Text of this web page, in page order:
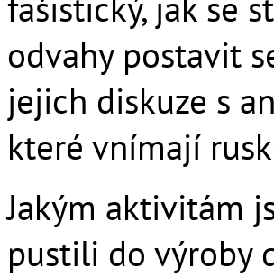
odvahy postavit
jejich diskuze s
které vnímají
Jakým aktivitám
pustili do výroby